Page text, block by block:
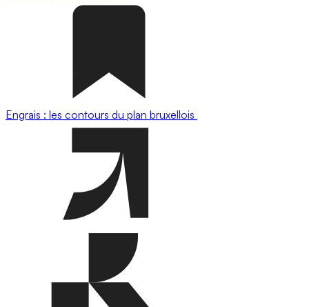
Engrais : les contours du plan bruxellois